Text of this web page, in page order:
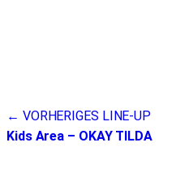
Beitragsnavigation
← VORHERIGES LINE-UP
Kids Area – OKAY TILDA